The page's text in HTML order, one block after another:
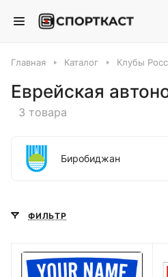
Главная Каталог Клубы
Еврейская
3 товара
Биробиджан
ФИЛЬТР